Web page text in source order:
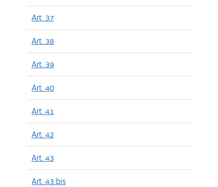
Art. 37
Art. 38
Art. 39
Art. 40
Art. 41
Art. 42
Art. 43
Art. 43 bis